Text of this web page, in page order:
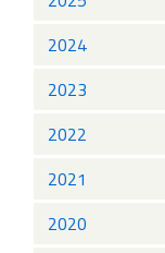
2024
2023
2022
2021
2020